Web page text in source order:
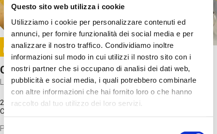
Questo sito web utilizza i cookie
Utilizziamo i cookie per personalizzare contenuti ed
annunci, per fornire funzionalità dei social media e per
analizzare il nostro traffico. Condividiamo inoltre
informazioni sul modo in cui utilizzi il nostro sito con i
nostri partner che si occupano di analisi dei dati web,
pubblicità e social media, i quali potrebbero combinarle
con altre informazioni che hai fornito loro o che hanno
raccolto dal tuo utilizzo dei loro servizi.
Selezione
Image
SUNDAY@STEP
Come funziona il cervello?
Laboratorio
20 Set 2026 / 11:15 - 13:00
Costo
Proveremo a costruire un cervello in cartoncino cercando di